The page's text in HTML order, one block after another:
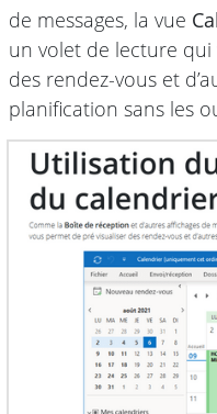
de messages, la vue
un volet de lecture
des rendez-vous et
planification sans les